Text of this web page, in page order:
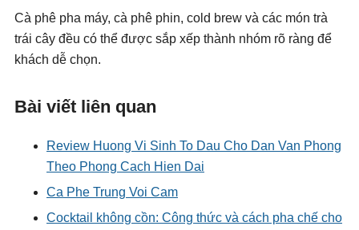
Cà phê pha máy, cà phê phin, cold brew và các món trà
trái cây đều có thể được sắp xếp thành nhóm rõ ràng để
khách dễ chọn.
Bài viết liên quan
Review Huong Vi Sinh To Dau Cho Dan Van Phong
Theo Phong Cach Hien Dai
Ca Phe Trung Voi Cam
Cocktail không cồn: Công thức và cách pha chế cho